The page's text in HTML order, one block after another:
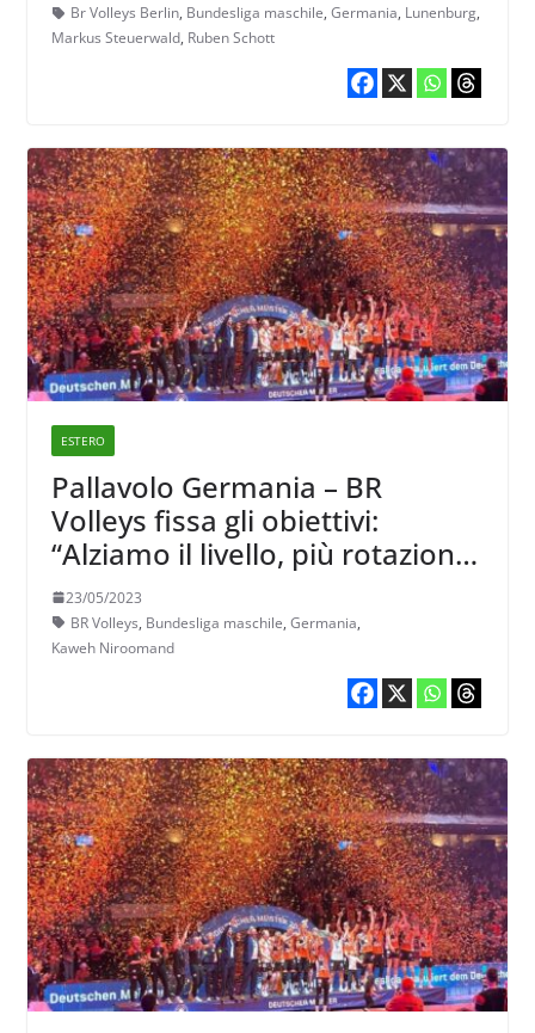
Br Volleys Berlin, Bundesliga maschile, Germania, Lunenburg,
Markus Steuerwald, Ruben Schott
ESTERO
Pallavolo Germania – BR
Volleys fissa gli obiettivi:
“Alziamo il livello, più rotazioni
e esperienza”
23/05/2023
BR Volleys, Bundesliga maschile, Germania,
Kaweh Niroomand